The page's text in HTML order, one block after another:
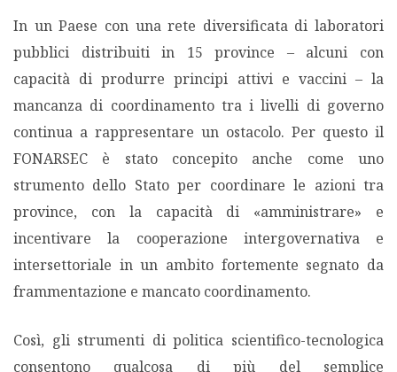
In un Paese con una rete diversificata di laboratori
pubblici distribuiti in 15 province – alcuni con
capacità di produrre principi attivi e vaccini – la
mancanza di coordinamento tra i livelli di governo
continua a rappresentare un ostacolo. Per questo il
FONARSEC è stato concepito anche come uno
strumento dello Stato per coordinare le azioni tra
province, con la capacità di «amministrare» e
incentivare la cooperazione intergovernativa e
intersettoriale in un ambito fortemente segnato da
frammentazione e mancato coordinamento.
Così, gli strumenti di politica scientifico-tecnologica
consentono qualcosa di più del semplice